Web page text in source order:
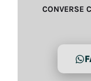
CONVERSE